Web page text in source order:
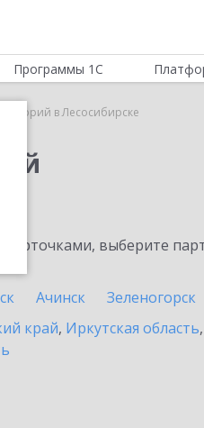
Программы 1С
в Лесосибирске
выберите
Ачинск Зеленогорск
край, Иркутская область,